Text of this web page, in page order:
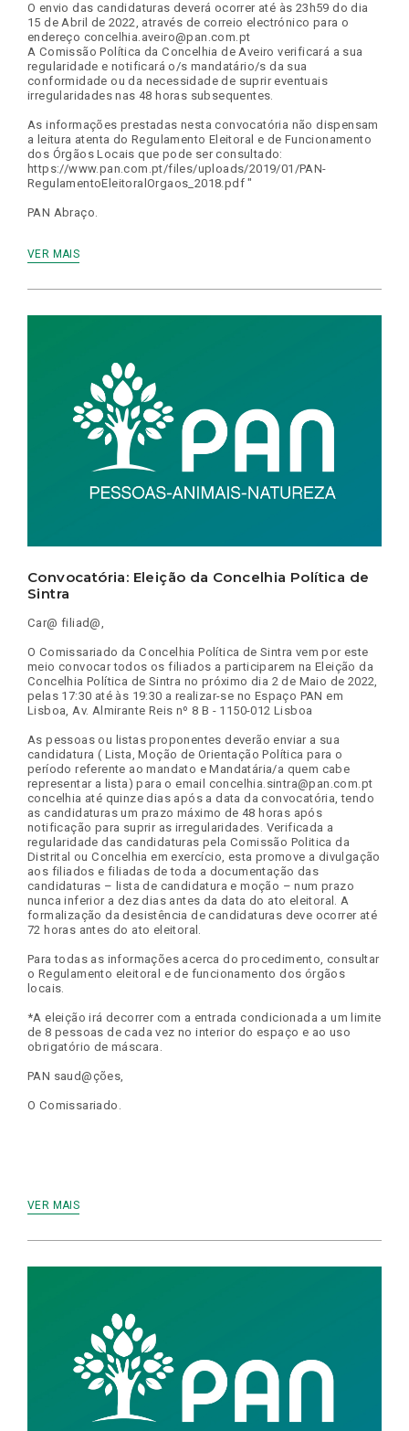
O envio das candidaturas deverá ocorrer até às 23h59 do dia
15 de Abril de 2022, através de correio electrónico para o
endereço concelhia.aveiro@pan.com.pt
A Comissão Política da Concelhia de Aveiro verificará a sua
regularidade e notificará o/s mandatário/s da sua
conformidade ou da necessidade de suprir eventuais
irregularidades nas 48 horas subsequentes.
As informações prestadas nesta convocatória não dispensam
a leitura atenta do Regulamento Eleitoral e de Funcionamento
dos Órgãos Locais que pode ser consultado:
https://www.pan.com.pt/files/uploads/2019/01/PAN-
RegulamentoEleitoralOrgaos_2018.pdf "
PAN Abraço.
VER MAIS
Convocatória: Eleição da Concelhia Política de
Sintra
Car@ filiad@,
O Comissariado da Concelhia Política de Sintra vem por este
meio convocar todos os filiados a participarem na Eleição da
Concelhia Política de Sintra no próximo dia 2 de Maio de 2022,
pelas 17:30 até às 19:30 a realizar-se no Espaço PAN em
Lisboa, Av. Almirante Reis nº 8 B - 1150-012 Lisboa
As pessoas ou listas proponentes deverão enviar a sua
candidatura ( Lista, Moção de Orientação Política para o
período referente ao mandato e Mandatária/a quem cabe
representar a lista) para o email concelhia.sintra@pan.com.pt
concelhia até quinze dias após a data da convocatória, tendo
as candidaturas um prazo máximo de 48 horas após
notificação para suprir as irregularidades. Verificada a
regularidade das candidaturas pela Comissão Politica da
Distrital ou Concelhia em exercício, esta promove a divulgação
aos filiados e filiadas de toda a documentação das
candidaturas – lista de candidatura e moção – num prazo
nunca inferior a dez dias antes da data do ato eleitoral. A
formalização da desistência de candidaturas deve ocorrer até
72 horas antes do ato eleitoral.
Para todas as informações acerca do procedimento, consultar
o Regulamento eleitoral e de funcionamento dos órgãos
locais.
*A eleição irá decorrer com a entrada condicionada a um limite
de 8 pessoas de cada vez no interior do espaço e ao uso
obrigatório de máscara.
PAN saud@ções,
O Comissariado.
VER MAIS